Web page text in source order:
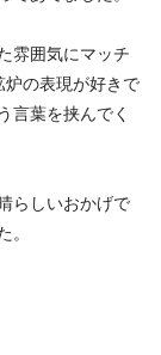
雰囲気にマッチ
の表現が好きで
言葉を挟んでく
らしいおかげで